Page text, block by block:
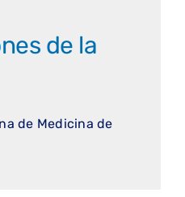
de la
de Medicina de